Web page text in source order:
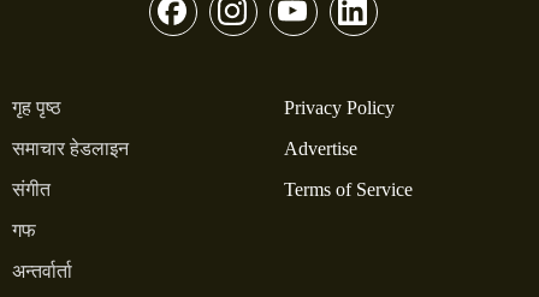
गृह पृष्ठ
समाचार हेडलाइन
संगीत
गफ
अन्तर्वार्ता
Privacy Policy
Advertise
Terms of Service